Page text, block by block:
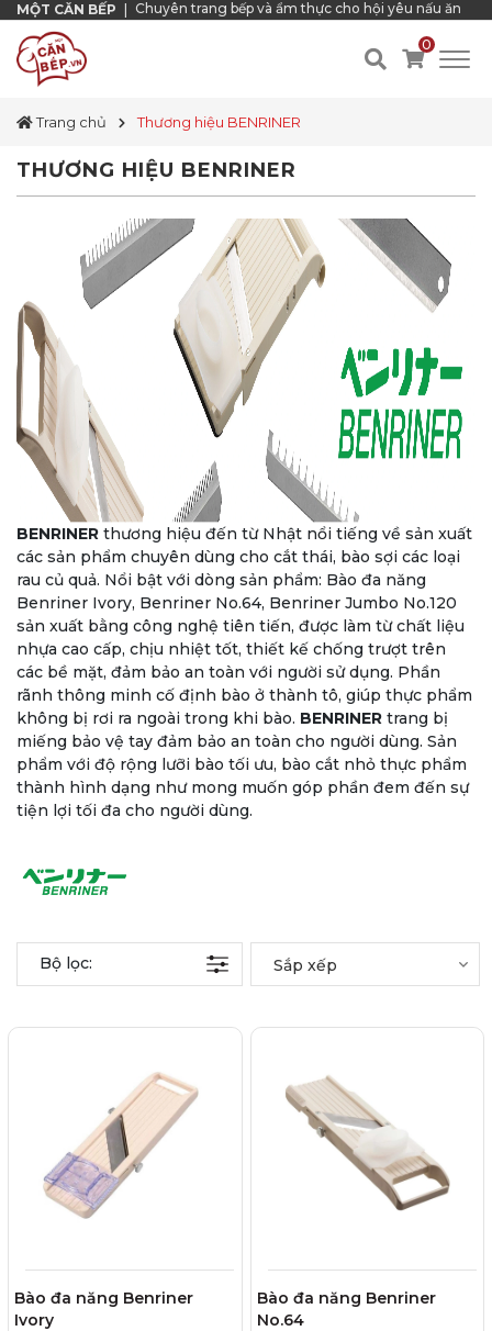
MỘT CĂN BẾP Chuyên trang bếp và ẩm thực cho hội yêu nấu ăn
0
Trang chủ Thương hiệu BENRINER
THƯƠNG HIỆU BENRINER
BENRINER thương hiệu đến từ Nhật nổi tiếng về sản xuất
các sản phẩm chuyên dùng cho cắt thái, bào sợi các loại
rau củ quả. Nổi bật với dòng sản phẩm: Bào đa năng
Benriner Ivory, Benriner No.64, Benriner Jumbo No.120
sản xuất bằng công nghệ tiên tiến, được làm từ chất liệu
nhựa cao cấp, chịu nhiệt tốt, thiết kế chống trượt trên
các bề mặt, đảm bảo an toàn với người sử dụng. Phần
rãnh thông minh cố định bào ở thành tô, giúp thực phẩm
không bị rơi ra ngoài trong khi bào. BENRINER trang bị
miếng bảo vệ tay đảm bảo an toàn cho người dùng. Sản
phẩm với độ rộng lưỡi bào tối ưu, bào cắt nhỏ thực phẩm
thành hình dạng như mong muốn góp phần đem đến sự
tiện lợi tối đa cho người dùng.
Bộ lọc: Sắp xếp
Bào đa năng Benriner
Ivory
Bào đa năng Benriner
No.64